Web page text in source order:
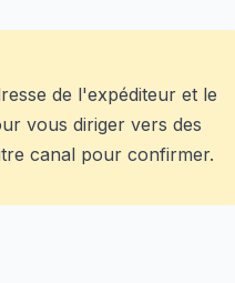
de l'expéditeur et le
vous diriger vers des
canal pour confirmer.